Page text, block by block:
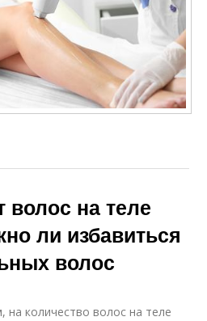
волос на теле
ли избавиться
волос
на количество волос на теле